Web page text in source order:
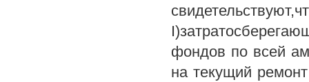
фондов по всей
на текущий